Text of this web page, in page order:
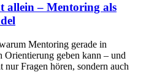
allein – Mentoring als
Mentoring gerade in
Orientierung geben kann – und
Fragen hören, sondern auch